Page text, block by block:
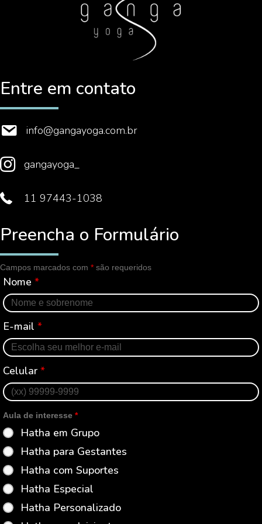
Entre em contato
info@gangayoga.com.br
gangayoga_
11 97443-1038
Preencha o Formulário
Campos marcados com * são requeridos
Nome *
E-mail *
Celular*
Aula de interesse *
Hatha em Grupo
Hatha para Gestantes
Hatha com Suportes
Hatha Especial
Hatha Personalizado